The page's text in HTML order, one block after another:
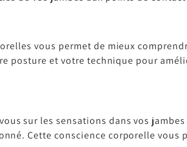
vous permet de mieux
posture et votre technique pour
sur les sensations dans vos
Cette conscience corporelle